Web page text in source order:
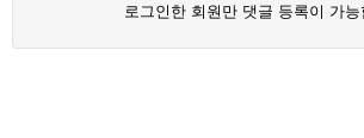
로그인한 회원만 댓글 등록이 가능